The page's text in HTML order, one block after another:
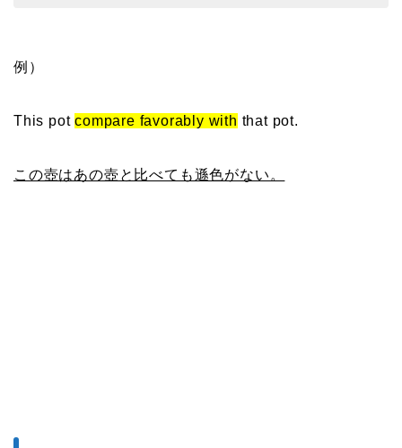
例）
This potcompare favorably with that pot.
この壺はあの壺と比べても遜色がない。